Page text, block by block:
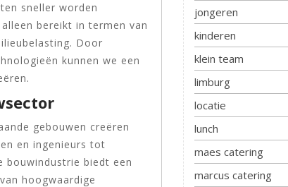
sneller worden
bereikt in termen van
Door
kunnen we een
gebouwen creëren
en ingenieurs tot
bouwindustrie biedt een
hoogwaardige
jongeren
kinderen
klein team
limburg
locatie
lunch
maes catering
marcus catering